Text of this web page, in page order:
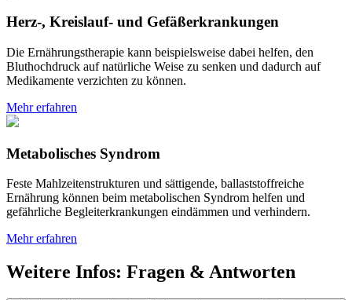
Herz-, Kreislauf- und Gefäßerkrankungen
Die Ernährungstherapie kann beispielsweise dabei helfen, den
Bluthochdruck auf natürliche Weise zu senken und dadurch auf
Medikamente verzichten zu können.
Mehr erfahren
Metabolisches Syndrom
Feste Mahlzeitenstrukturen und sättigende, ballaststoffreiche
Ernährung können beim metabolischen Syndrom helfen und
gefährliche Begleiterkrankungen eindämmen und verhindern.
Mehr erfahren
Weitere Infos: Fragen & Antworten